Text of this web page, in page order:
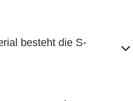
besteht die S-